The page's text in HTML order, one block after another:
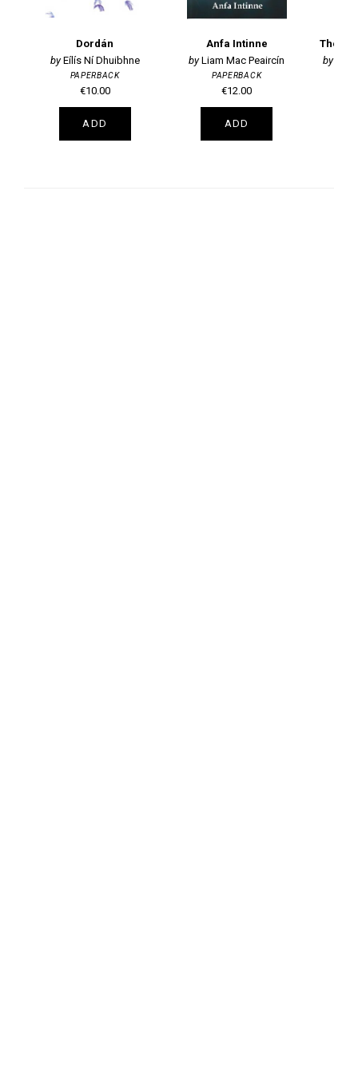
Dordán
Eílís Ní Dhuibhne
PAPERBACK
€10.00
ADD
Anfa Intinne
Liam Mac Peaircín
PAPERBACK
€12.00
ADD